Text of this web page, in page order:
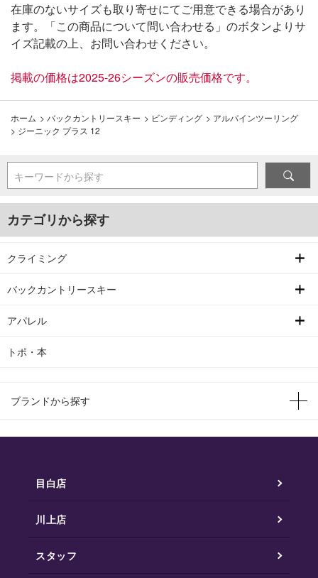
在庫のないサイズも取り寄せにてご用意できる場合があり
ます。「この商品について問い合わせる」のボタンよりサ
イズ記載の上、お問い合わせください。
掲載の価格は2025-26シーズンの販売価格です。
ホーム > バックカントリースキー > ビンディング > アルパインツーリング
> ジーニック プラス 12
キーワードから探す
カテゴリから探す
クライミング
バックカントリースキー
アパレル
トポ・本
ブランドから探す
目白店
川上店
スタッフ